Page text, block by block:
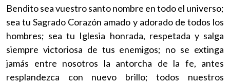
Bendito sea vuestro santo nombre en todo el universo;
sea tu Sagrado Corazón amado y adorado de todos los
hombres; sea tu Iglesia honrada, respetada y salga
siempre victoriosa de tus enemigos; no se extinga
jamás entre nosotros la antorcha de la fe, antes
resplandezca con nuevo brillo; todos nuestros